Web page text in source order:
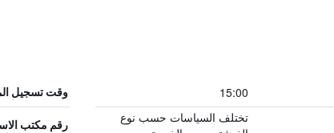
15:00 وقت تسجيل
تختلف السياسات حسب نوع
رقم مكتب